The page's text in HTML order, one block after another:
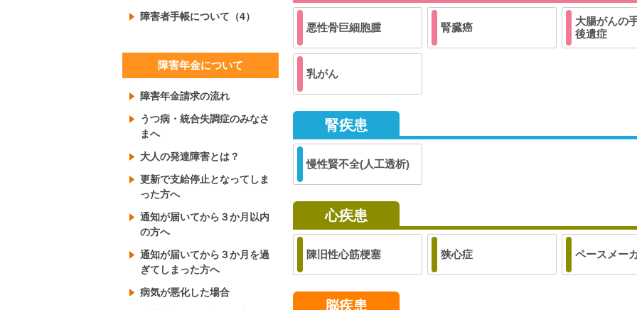
悪性骨巨細胞腫 腎臓癌
大腸がんの
後遺症
乳がん
腎疾患
慢性賢不全(人工透析)
心疾患
陳旧性心筋梗塞 狭心症 ペースメー
脳疾患
障害者手帳について（4）
障害年金について
障害年金請求の流れ
うつ病・統合失調症のみなさ
まへ
大人の発達障害とは？
更新で支給停止となってしま
った方へ
通知が届いてから３か月以内
の方へ
通知が届いてから３か月を過
ぎてしまった方へ
病気が悪化した場合